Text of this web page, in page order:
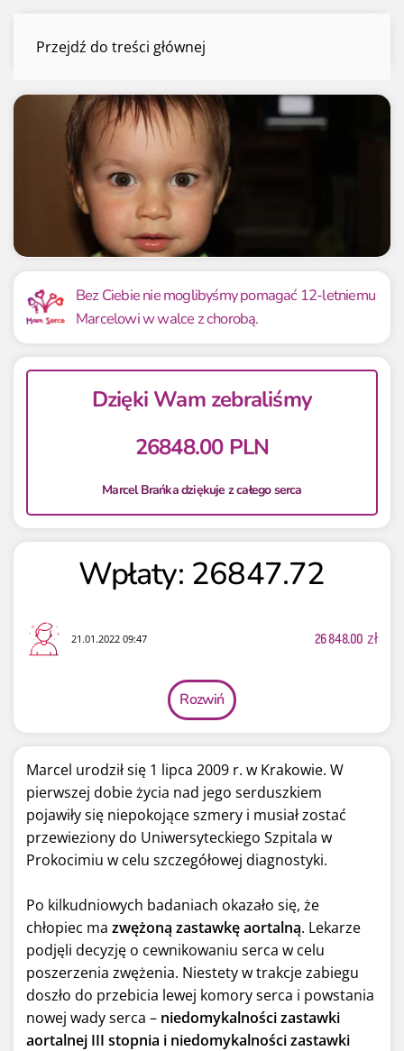
Przejdź do treści głównejMarcel Brańka
Mamy już
26 848.00 zł
Potrzebujemy
26 847.72 zł
100.00% 100.00%
Bez Ciebie nie moglibyśmy pomagać 12-letniemu
Marcelowi w walce z chorobą.
Dzięki Wam zebraliśmy
26848.00 PLN
Marcel Brańka dziękuje z całego serca
Wpłaty: 26847.72
21.01.2022 09:47 26 848.00 zł
Rozwiń
Marcel urodził się 1 lipca 2009 r. w Krakowie. W
pierwszej dobie życia nad jego serduszkiem
pojawiły się niepokojące szmery i musiał zostać
przewieziony do Uniwersyteckiego Szpitala w
Prokocimiu w celu szczegółowej diagnostyki.
Po kilkudniowych badaniach okazało się, że
chłopiec ma zwężoną zastawkę aortalną. Lekarze
podjęli decyzję o cewnikowaniu serca w celu
poszerzenia zwężenia. Niestety w trakcje zabiegu
doszło do przebicia lewej komory serca i powstania
nowej wady serca – niedomykalności zastawki
aortalnej III stopnia i niedomykalności zastawki